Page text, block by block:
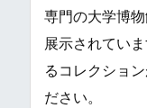
専門の大学博
展示されてい
るコレクショ
ださい。